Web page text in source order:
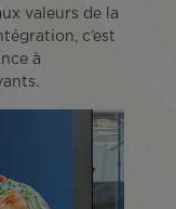
valeurs de la
c’est
à